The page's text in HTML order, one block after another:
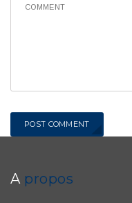
POST COMMENT
A propos